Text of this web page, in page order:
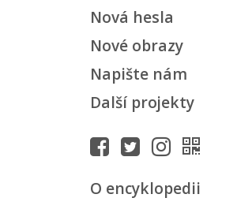
Nová hesla
Nové obrazy
Napište nám
Další projekty
O encyklopedii